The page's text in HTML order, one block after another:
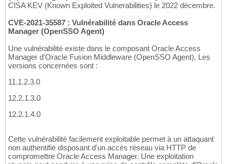
CISA KEV (Known Exploited Vulnerabilities) le 2022 décembre.
CVE-2021-35587 : Vulnérabilité dans Oracle Access
Manager (OpenSSO Agent)
Une vulnérabilité existe dans le composant Oracle Access
Manager d'Oracle Fusion Middleware (OpenSSO Agent). Les
versions concernées sont :
11.1.2.3.0
12.2.1.3.0
12.2.1.4.0
Cette vulnérabilité facilement exploitable permet à un attaquant
non authentifié disposant d'un accès réseau via HTTP de
compromettre Oracle Access Manager. Une exploitation